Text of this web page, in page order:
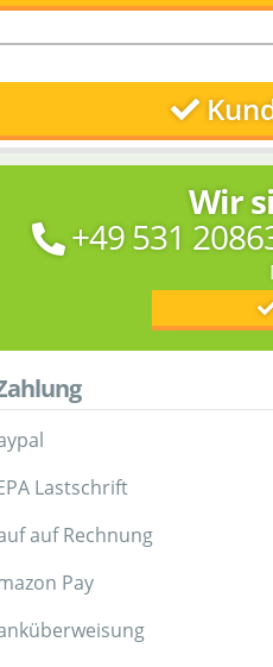
Wir
+49 531
Lastschrift
auf Rechnung
Pay